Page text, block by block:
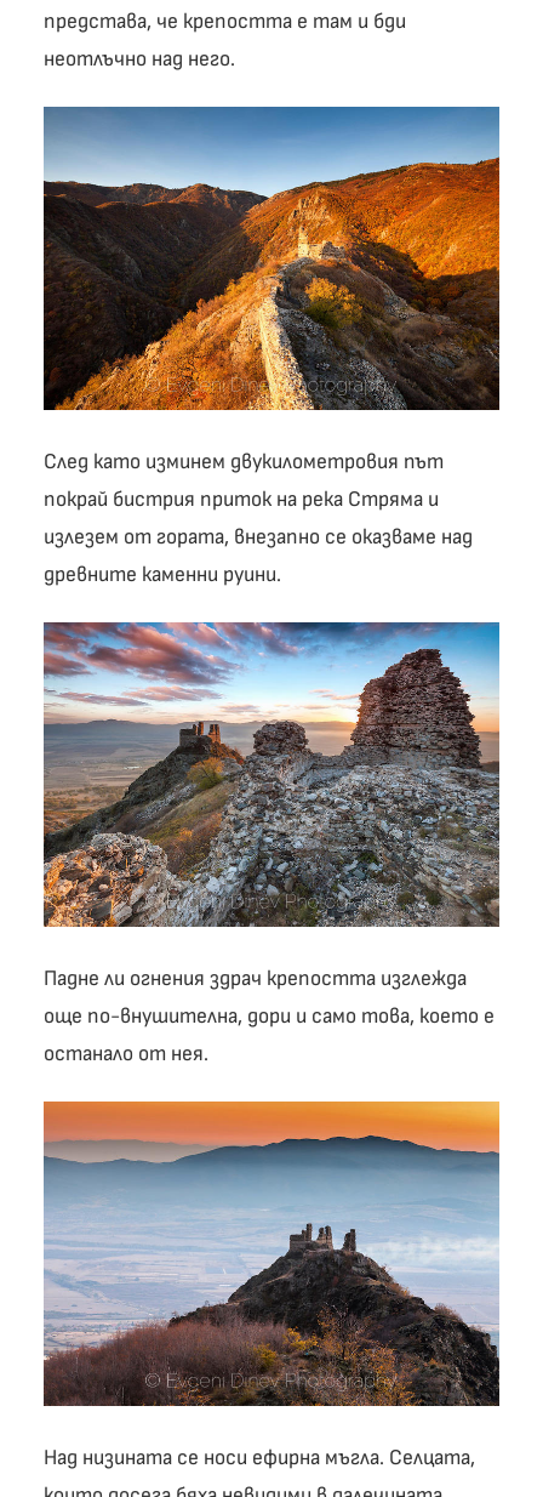
представа, че крепостта е там и бди
неотлъчно над него.
След като изминем двукилометровия път
покрай бистрия приток на река Стряма и
излезем от гората, внезапно се оказваме над
древните каменни руини.
Падне ли огнения здрач крепостта изглежда
още по-внушителна, дори и само това, което е
останало от нея.
Над низината се носи ефирна мъгла. Селцата,